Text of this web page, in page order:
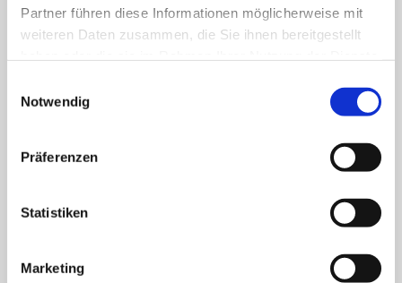
Partner führen diese Informationen möglicherweise mit
weiteren Daten zusammen, die Sie ihnen bereitgestellt
Notwendig
Präferenzen
Statistiken
Marketing
Klinik für Anästhesiologie & Intensivmedizin
Klinik für Innere Medizin Goethestraße
Klinik für Innere Medizin Schützenstraße
Gefäß- und Handchirurgie